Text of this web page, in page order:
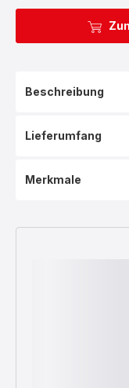
Beschreibung
Lieferumfang
Merkmale